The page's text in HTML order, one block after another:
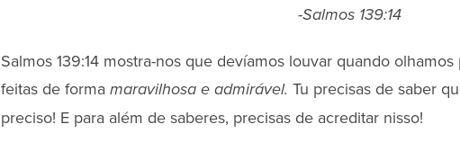
-Salmos 139:14
Salmos 139:14 mostra-nos que devíamos louvar quando
feitas de forma maravilhosa e admirável. Tu precisas de saber
preciso! E para além de saberes, precisas de acreditar nisso!